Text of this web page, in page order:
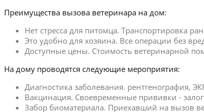
Преимущества вызова ветеринара на дом:
Нет стресса для питомца. Транспортировка
Это удобно для хозяина. Все операции без
Доступные цены. Стоимость ветеринарной
На дому проводятся следующие мероприятия:
Диагностика заболевания. рентгенография,
Вакцинация. Своевременные прививки -
Забор биоматериала. Приехавший на вызов